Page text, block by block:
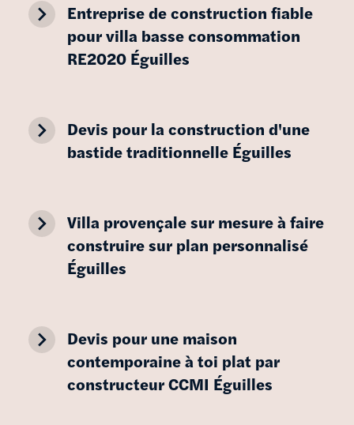
navigate_next Entreprise de construction fiable
pour villa basse consommation
RE2020 Éguilles
navigate_next Devis pour la construction d'une
bastide traditionnelle Éguilles
navigate_next Villa provençale sur mesure à faire
construire sur plan personnalisé
Éguilles
navigate_next Devis pour une maison
contemporaine à toi plat par
constructeur CCMI Éguilles